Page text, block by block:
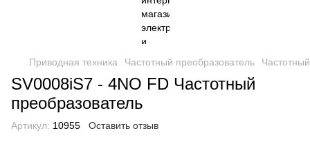
Приводная техника Частотный преобразователь
SV0008iS7 - 4NO FD Частотный
преобразователь
Артикул: 10955 Оставить отзыв